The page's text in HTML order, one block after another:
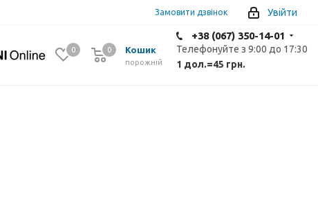
Увійти
Замовити дзвінок
+38 (067) 350-14-01
Телефонуйте з 9:00 до 17:30
1 дол.=45 грн.
0 Кошик
0
порожній
0